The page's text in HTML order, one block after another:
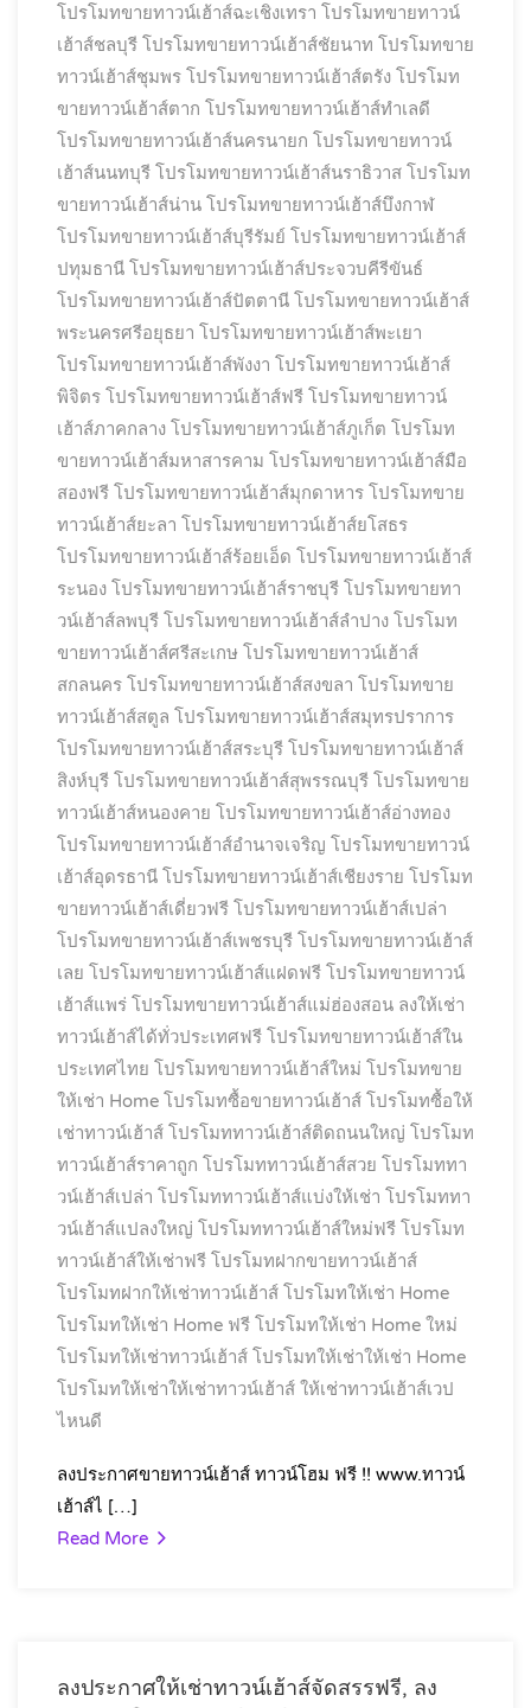
โปรโมทขายทาวน์เฮ้าส์ฉะเชิงเทรา โปรโมทขายทาวน์
เฮ้าส์ชลบุรี โปรโมทขายทาวน์เฮ้าส์ชัยนาท โปรโมทขาย
ทาวน์เฮ้าส์ชุมพร โปรโมทขายทาวน์เฮ้าส์ตรัง โปรโมท
ขายทาวน์เฮ้าส์ตาก โปรโมทขายทาวน์เฮ้าส์ทำเลดี
โปรโมทขายทาวน์เฮ้าส์นครนายก โปรโมทขายทาวน์
เฮ้าส์นนทบุรี โปรโมทขายทาวน์เฮ้าส์นราธิวาส โปรโมท
ขายทาวน์เฮ้าส์น่าน โปรโมทขายทาวน์เฮ้าส์บึงกาฬ
โปรโมทขายทาวน์เฮ้าส์บุรีรัมย์ โปรโมทขายทาวน์เฮ้าส์
ปทุมธานี โปรโมทขายทาวน์เฮ้าส์ประจวบคีรีขันธ์
โปรโมทขายทาวน์เฮ้าส์ปัตตานี โปรโมทขายทาวน์เฮ้าส์
พระนครศรีอยุธยา โปรโมทขายทาวน์เฮ้าส์พะเยา
โปรโมทขายทาวน์เฮ้าส์พังงา โปรโมทขายทาวน์เฮ้าส์
พิจิตร โปรโมทขายทาวน์เฮ้าส์ฟรี โปรโมทขายทาวน์
เฮ้าส์ภาคกลาง โปรโมทขายทาวน์เฮ้าส์ภูเก็ต โปรโมท
ขายทาวน์เฮ้าส์มหาสารคาม โปรโมทขายทาวน์เฮ้าส์มือ
สองฟรี โปรโมทขายทาวน์เฮ้าส์มุกดาหาร โปรโมทขาย
ทาวน์เฮ้าส์ยะลา โปรโมทขายทาวน์เฮ้าส์ยโสธร
โปรโมทขายทาวน์เฮ้าส์ร้อยเอ็ด โปรโมทขายทาวน์เฮ้าส์
ระนอง โปรโมทขายทาวน์เฮ้าส์ราชบุรี โปรโมทขายทา
วน์เฮ้าส์ลพบุรี โปรโมทขายทาวน์เฮ้าส์ลำปาง โปรโมท
ขายทาวน์เฮ้าส์ศรีสะเกษ โปรโมทขายทาวน์เฮ้าส์
สกลนคร โปรโมทขายทาวน์เฮ้าส์สงขลา โปรโมทขาย
ทาวน์เฮ้าส์สตูล โปรโมทขายทาวน์เฮ้าส์สมุทรปราการ
โปรโมทขายทาวน์เฮ้าส์สระบุรี โปรโมทขายทาวน์เฮ้าส์
สิงห์บุรี โปรโมทขายทาวน์เฮ้าส์สุพรรณบุรี โปรโมทขาย
ทาวน์เฮ้าส์หนองคาย โปรโมทขายทาวน์เฮ้าส์อ่างทอง
โปรโมทขายทาวน์เฮ้าส์อำนาจเจริญ โปรโมทขายทาวน์
เฮ้าส์อุดรธานี โปรโมทขายทาวน์เฮ้าส์เชียงราย โปรโมท
ขายทาวน์เฮ้าส์เดี่ยวฟรี โปรโมทขายทาวน์เฮ้าส์เปล่า
โปรโมทขายทาวน์เฮ้าส์เพชรบุรี โปรโมทขายทาวน์เฮ้าส์
เลย โปรโมทขายทาวน์เฮ้าส์แฝดฟรี โปรโมทขายทาวน์
เฮ้าส์แพร่ โปรโมทขายทาวน์เฮ้าส์แม่ฮ่องสอน ลงให้เช่า
ทาวน์เฮ้าส์ได้ทั่วประเทศฟรี โปรโมทขายทาวน์เฮ้าส์ใน
ประเทศไทย โปรโมทขายทาวน์เฮ้าส์ใหม่ โปรโมทขาย
ให้เช่า Home โปรโมทซื้อขายทาวน์เฮ้าส์ โปรโมทซื้อให้
เช่าทาวน์เฮ้าส์ โปรโมททาวน์เฮ้าส์ติดถนนใหญ่ โปรโมท
ทาวน์เฮ้าส์ราคาถูก โปรโมททาวน์เฮ้าส์สวย โปรโมททา
วน์เฮ้าส์เปล่า โปรโมททาวน์เฮ้าส์แบ่งให้เช่า โปรโมททา
วน์เฮ้าส์แปลงใหญ่ โปรโมททาวน์เฮ้าส์ใหม่ฟรี โปรโมท
ทาวน์เฮ้าส์ให้เช่าฟรี โปรโมทฝากขายทาวน์เฮ้าส์
โปรโมทฝากให้เช่าทาวน์เฮ้าส์ โปรโมทให้เช่า Home
โปรโมทให้เช่า Home ฟรี โปรโมทให้เช่า Home ใหม่
โปรโมทให้เช่าทาวน์เฮ้าส์ โปรโมทให้เช่าให้เช่า Home
โปรโมทให้เช่าให้เช่าทาวน์เฮ้าส์ ให้เช่าทาวน์เฮ้าส์เวป
ไหนดี
ลงประกาศขายทาวน์เฮ้าส์ ทาวน์โฮม ฟรี !! www.ทาวน์
เฮ้าส์ไ […]
Read More
ลงประกาศให้เช่าทาวน์เฮ้าส์จัดสรรฟรี, ลง